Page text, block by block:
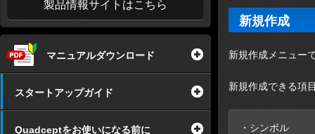
製品情報サイトはこちら
マニュアルダウンロード
スタートアップガイド
Quadceptをお使いになる前に
新規作成
新規作成メニュー
新規作成できる項
・シンボル